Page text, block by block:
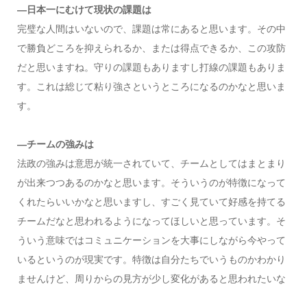
―日本一にむけて現状の課題は
完璧な人間はいないので、課題は常にあると思います。その中
で勝負どころを抑えられるか、または得点できるか、この攻防
だと思いますね。守りの課題もありますし打線の課題もありま
す。これは総じて粘り強さというところになるのかなと思いま
す。
―チームの強みは
法政の強みは意思が統一されていて、チームとしてはまとまり
が出来つつあるのかなと思います。そういうのが特徴になって
くれたらいいかなと思いますし、すごく見ていて好感を持てる
チームだなと思われるようになってほしいと思っています。そ
ういう意味ではコミュニケーションを大事にしながら今やって
いるというのが現実です。特徴は自分たちでいうものかわかり
ませんけど、周りからの見方が少し変化があると思われたいな